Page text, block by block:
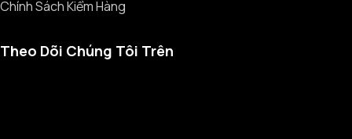
Chính Sách Kiểm Hàng
Theo Dõi Chúng Tôi Trên